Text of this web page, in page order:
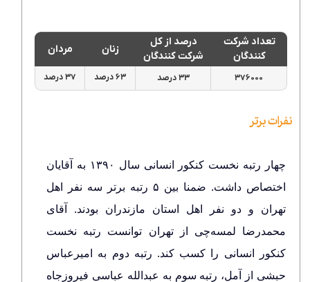
تعداد شرکت
کنندگان
درصد از کل
شرکت کنندگان
زنان مردان
۳۷۶۰۰۰ ۳۳ درصد ۶۳ درصد ۳۷ درصد
نفرات برتر
چهار رتبه نخست کنکور انسانی سال ۱۳۹۰ به آقایان
اختصاص داشت. ضمنا بین ۵ رتبه برتر سه نفر اهل
تهران و دو نفر اهل استان مازندران بودند. آقای
محمدرضا لمسه‌چی از تهران توانست رتبه نخست
کنکور انسانی را کسب کند. رتبه دوم به امیرعباس
حبشی از آمل، رتبه سوم به عبدالله عباسی فیروزجاه